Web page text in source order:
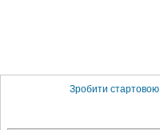
Зробити стартовою